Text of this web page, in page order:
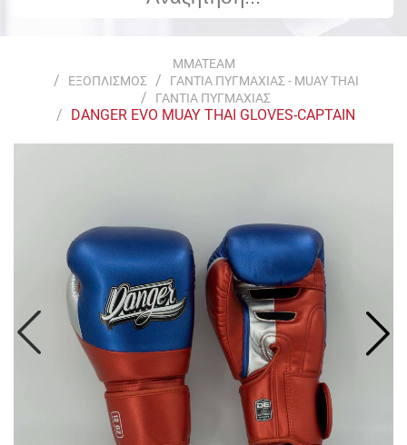
MMATEAM
ΕΞΟΠΛΙΣΜΟΣ
ΓΑΝΤΙΑ ΠΥΓΜΑΧΙΑΣ - MUAY THAI
ΓΑΝΤΙΑ ΠΥΓΜΑΧΙΑΣ
DANGER EVO MUAY THAI GLOVES-CAPTAIN